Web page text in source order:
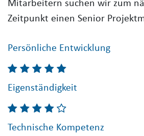
Mitarbeitern suchen wir zum
Zeitpunkt einen Senior
Persönliche Entwicklung
Eigenständigkeit
Technische Kompetenz